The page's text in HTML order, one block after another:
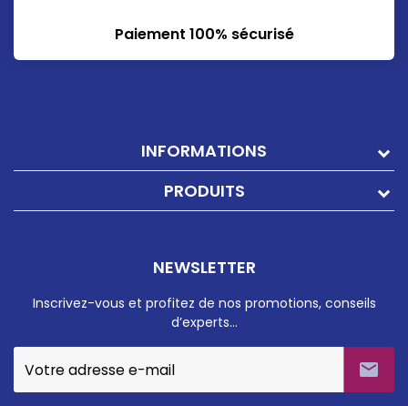
Paiement 100% sécurisé
INFORMATIONS
PRODUITS
NEWSLETTER
Inscrivez-vous et profitez de nos promotions, conseils
d’experts…
